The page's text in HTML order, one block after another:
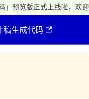
」预览版正式上线啦，欢迎
稿生成代码